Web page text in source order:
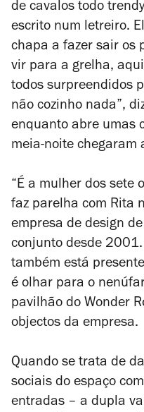
de cavalos todo
escrito num letreiro.
chapa a fazer sair os
vir para a grelha,
todos surpreendidos
não cozinho nada”,
enquanto abre umas
meia-noite chegaram
“É a mulher dos sete
faz parelha com Rita
empresa de design
conjunto desde
também está
é olhar para o
pavilhão do Wonder
objectos da empresa.
Quando se trata de
sociais do espaço
entradas – a dupla